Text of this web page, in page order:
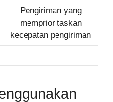
Pengiriman yang
memprioritaskan
kecepatan pengiriman